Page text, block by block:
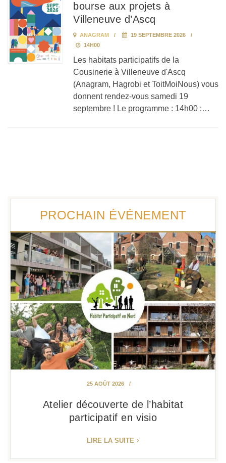
bourse aux projets à
Villeneuve d’Ascq
ANAGRAM
19 SEPTEMBRE 2026
14H00
Les habitats participatifs de la
Cousinerie à Villeneuve d'Ascq
(Anagram, Hagrobi et ToitMoiNous) vous
donnent rendez-vous samedi 19
septembre ! Le programme : 14h00 :…
PROCHAIN ÉVÉNEMENT
25 AOÛT 2026
Atelier découverte de l’habitat
participatif en visio
LIRE LA SUITE